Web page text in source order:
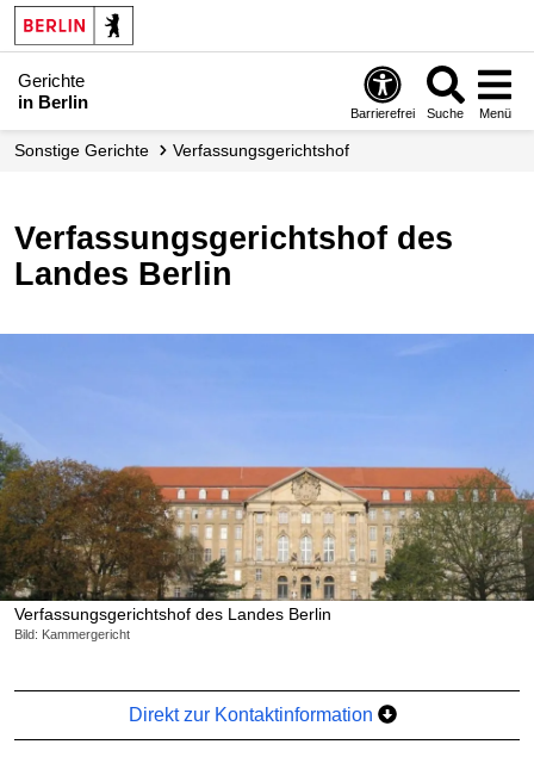
Gerichte
in Berlin
Barrierefrei Suche Menü
Sonstige Gerichte Verfassungs­gerichtshof
Verfassungsgerichtshof des
Landes Berlin
Verfassungsgerichtshof des Landes Berlin
Bild: Kammergericht
Direkt zur Kontaktinformation